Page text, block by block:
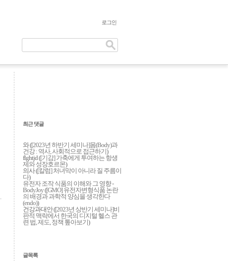
로그인
최근 댓글
와 ([2023년 하반기 세미나]몸(Body)과
건강 : 역사, 사회적으로 접근하기)
flghtjd ([기감] 가축에게 투여하는 항생
제와 성장호르몬)
의사 ([칼럼] 처녀막이 아니라 질 주름이
다)
유전자 조작 식품의 이해와 그 영향 -
BodyJoy([GMO] 유전자변형식품 논란
의 배경과 과학적 양심을 생각한다
(endo))
건강과대안 ([2023년 상반기 세미나]비
판적 맥락에서 한국의 디지털 헬스 관
련 법, 제도, 정책 톺아보기)
글목록